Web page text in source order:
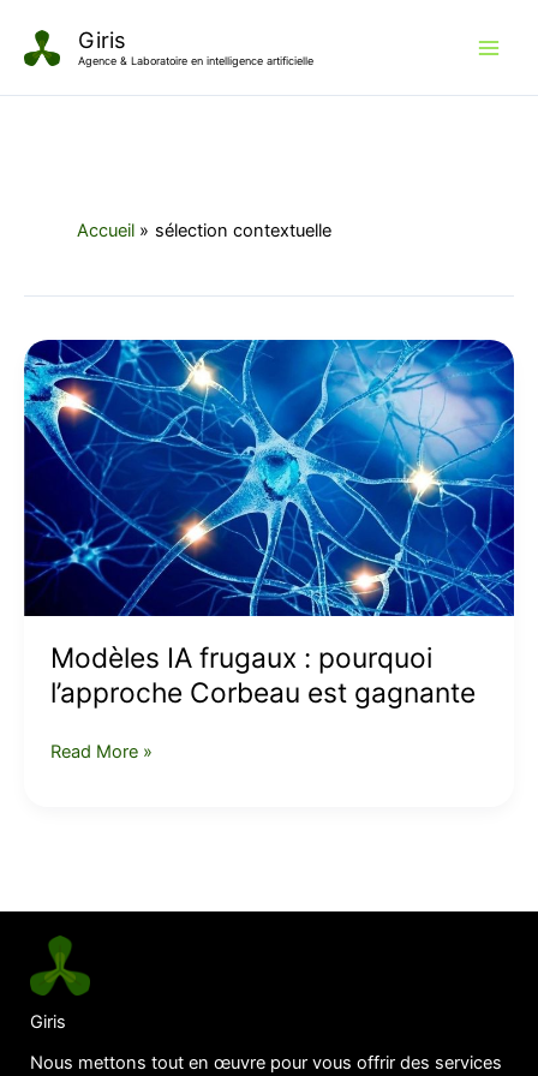
contenu
Giris
Agence & Laboratoire en intelligence artificielle
Accueil sélection contextuelle
Modèles IA frugaux : pourquoi
l’approche Corbeau est gagnante
Modèles
IA
frugaux
:
pourquoi
l’approche
Corbeau
est
gagnante
Read More »
Giris
Nous mettons tout en œuvre pour vous offrir des services